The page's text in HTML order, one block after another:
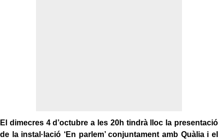
El dimecres 4 d’octubre a les 20h tindrà lloc la presentació
de la instal·lació ‘En parlem’ conjuntament amb Quàlia i el